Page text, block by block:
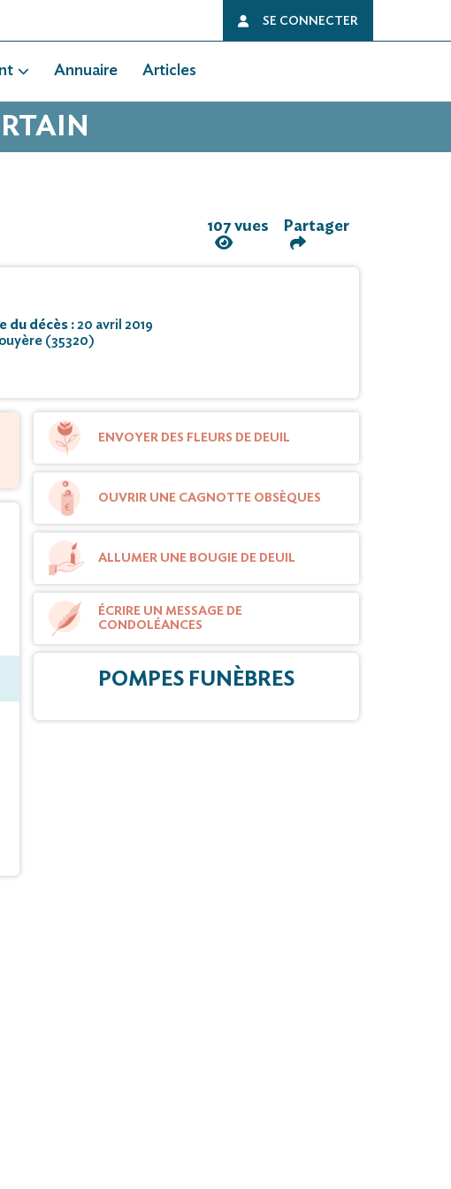
SE CONNECTER
Annuaire Articles
107 vues Partager
du décès :20 avril 2019
(35320)
ENVOYER DES FLEURS DE DEUIL
OUVRIR UNE CAGNOTTE OBSÈQUES
ALLUMER UNE BOUGIE DE DEUIL
ÉCRIRE UN MESSAGE DE
CONDOLÉANCES
POMPES FUNÈBRES